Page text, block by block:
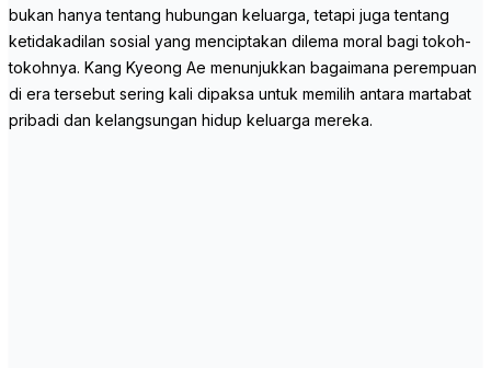
bukan hanya tentang hubungan keluarga, tetapi juga tentang
ketidakadilan sosial yang menciptakan dilema moral bagi tokoh-
tokohnya. Kang Kyeong Ae menunjukkan bagaimana perempuan
di era tersebut sering kali dipaksa untuk memilih antara martabat
pribadi dan kelangsungan hidup keluarga mereka.